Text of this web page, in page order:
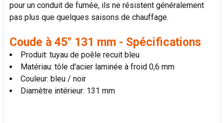
pour un conduit de fumée, ils ne résistent généralement
pas plus que quelques saisons de chauffage.
Coude à 45° 131 mm - Spécifications
Produit: tuyau de poêle recuit bleu
Matériau: tôle d'acier laminée à froid 0,6 mm
Couleur: bleu / noir
Diamètre intérieur: 131 mm